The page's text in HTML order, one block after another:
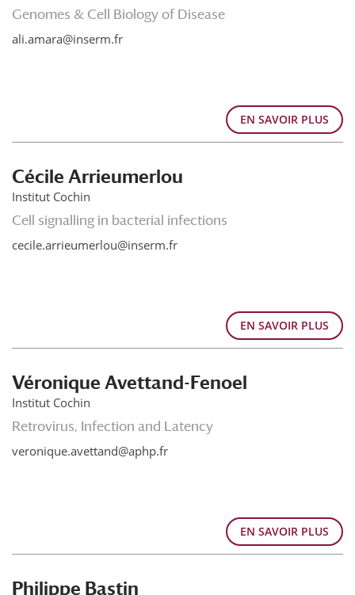
Genomes & Cell Biology of Disease
ali.amara@inserm.fr
EN SAVOIR PLUS
Cécile Arrieumerlou
Institut Cochin
Cell signalling in bacterial infections
cecile.arrieumerlou@inserm.fr
EN SAVOIR PLUS
Véronique Avettand-Fenoel
Institut Cochin
Retrovirus, Infection and Latency
veronique.avettand@aphp.fr
EN SAVOIR PLUS
Philippe Bastin